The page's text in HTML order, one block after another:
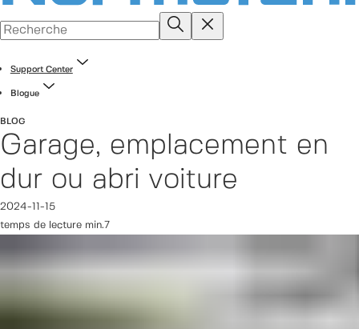
Support Center
Blogue
BLOG
Garage, emplacement en
dur ou abri voiture
2024-11-15
temps de lecture min.7